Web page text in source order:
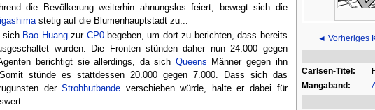
◄ Vorheriges
Carlsen-Titel:
Mangaband:
die Bevölkerung weiterhin ahnungslos feiert, bewegt sich die
stetig auf die Blumenhauptstadt zu...
sich Bao Huangzur CP0begeben, um dort zu berichten, dass bereits
wurden. Die Fronten stünden daher nun 24.000 gegen
berichtigt sie allerdings, da sich Queens Männer gegen ihn
stünde es stattdessen 20.000 gegen 7.000. Dass sich das
derStrohhutbande verschieben würde, halte er dabei für